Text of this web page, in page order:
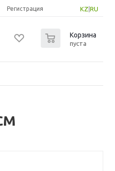
KZ RU
Регистрация
Корзина
пуста